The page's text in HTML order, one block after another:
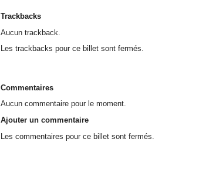
Trackbacks
Aucun trackback.
Les trackbacks pour ce billet sont fermés.
Commentaires
Aucun commentaire pour le moment.
Ajouter un commentaire
Les commentaires pour ce billet sont fermés.